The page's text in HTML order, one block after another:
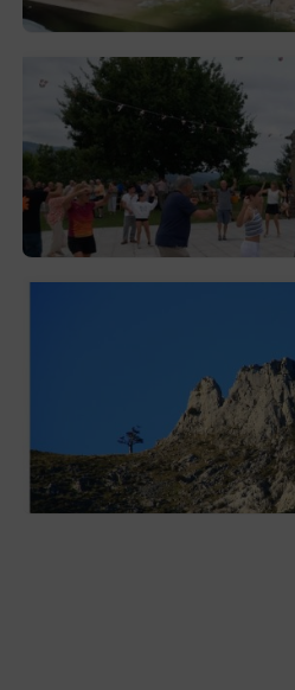
2026-08-03
Gerediaga inicia sus
y la romería de
2026-08-03
Las «Peñas del
protagonistas de la
Ezkurdi
2026-08-02